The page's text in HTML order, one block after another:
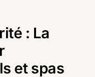
: La
et spas